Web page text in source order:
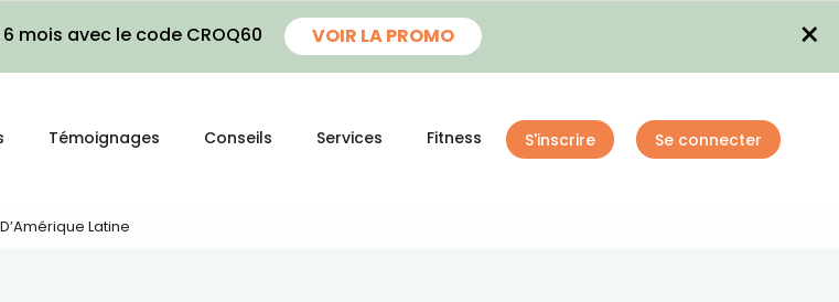
mois avec le code CROQ60 VOIR LA PROMO ×
Témoignages Conseils Services Fitness S'inscrire Se connecter
Latine